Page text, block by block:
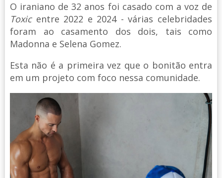
O iraniano de 32 anos foi casado com a voz de
Toxicentre 2022 e 2024 - várias celebridades
foram ao casamento dos dois, tais como
Madonna e Selena Gomez.
Esta não é a primeira vez que o bonitão entra
em um projeto com foco nessa comunidade.